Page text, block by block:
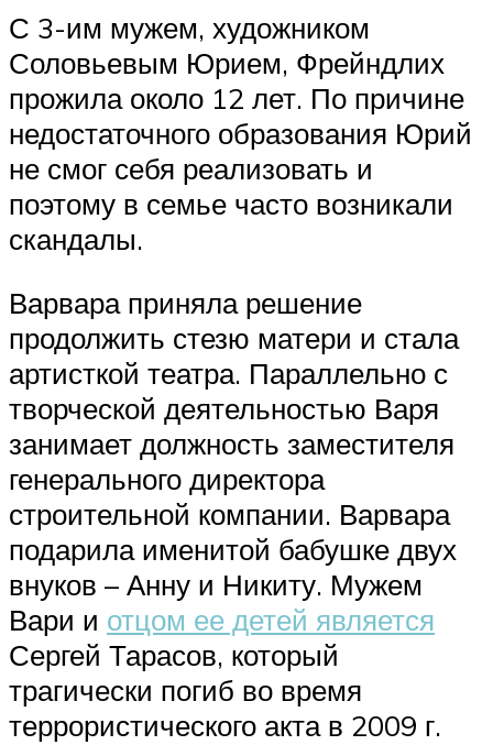
С 3-им мужем, художником
Соловьевым Юрием, Фрейндлих
прожила около 12 лет. По причине
недостаточного образования Юрий
не смог себя реализовать и
поэтому в семье часто возникали
скандалы.
Варвара приняла решение
продолжить стезю матери и стала
артисткой театра. Параллельно с
творческой деятельностью Варя
занимает должность заместителя
генерального директора
строительной компании. Варвара
подарила именитой бабушке двух
внуков – Анну и Никиту. Мужем
Вари и отцом ее детей является
Сергей Тарасов, который
трагически погиб во время
террористического акта в 2009 г.